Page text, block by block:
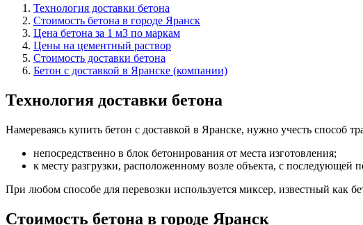
Технология доставки бетона
Стоимость бетона в городе Яранск
Цена бетона за 1 м3 по маркам
Цены на цементный раствор
Стоимость доставки бетона
Бетон с доставкой в Яранске (компании)
Технология доставки бетона
Намереваясь купить бетон с доставкой в Яранске, нужно учесть способ
непосредственно в блок бетонирования от места изготовления;
к месту разгрузки, расположенному возле объекта, с
При любом способе для перевозки используется миксер, известный как
Стоимость бетона в городе Яранск